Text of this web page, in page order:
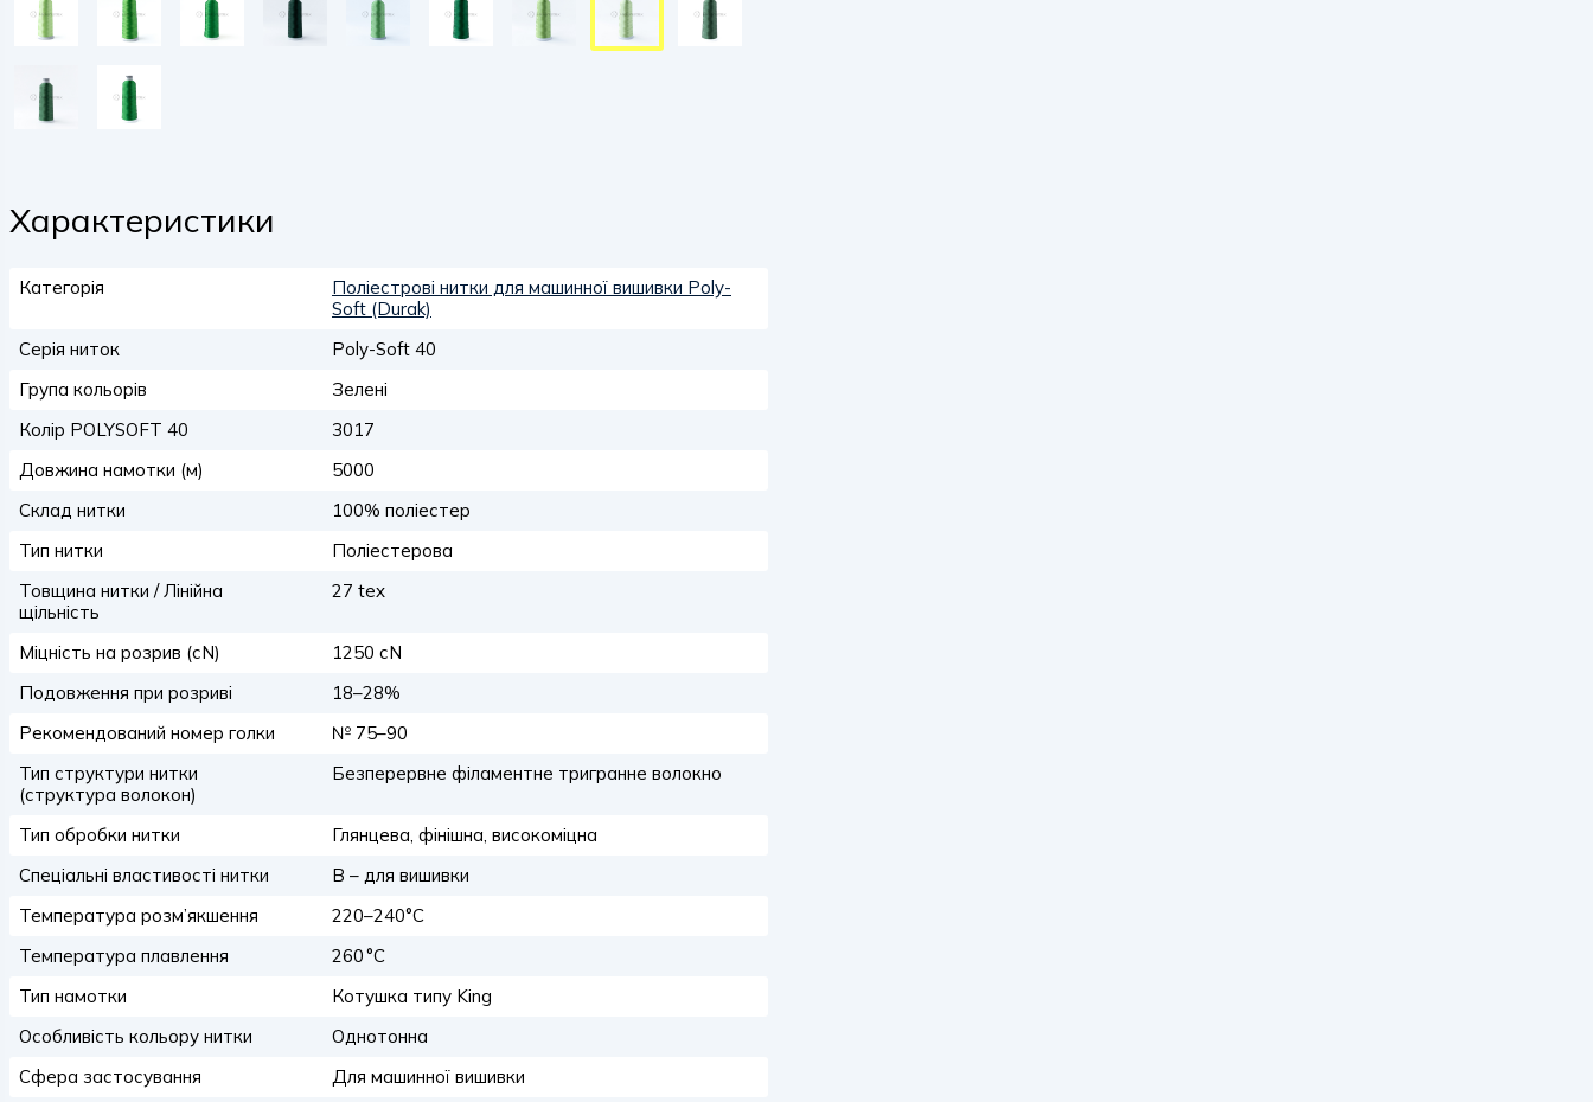
Характеристики
Категорія
Поліестрові нитки для машинної вишивки Poly-
Soft (Durak)
Серія ниток
Poly-Soft 40
Група кольорів
Зелені
Колір POLYSOFT 40
3017
Довжина намотки (м)
5000
Склад нитки
100% поліестер
Тип нитки
Поліестерова
Товщина нитки / Лінійна
щільність
27 tex
Міцність на розрив (сN)
1250 сN
Подовження при розриві
18–28%
Рекомендований номер голки
№ 75–90
Тип структури нитки
(структура волокон)
Безперервне філаментне тригранне волокно
Тип обробки нитки
Глянцева, фінішна, високоміцна
Спеціальні властивості нитки
B – для вишивки
Температура розм’якшення
220–240°C
Температура плавлення
260 °C
Тип намотки
Котушка типу King
Особливість кольору нитки
Однотонна
Сфера застосування
Для машинної вишивки